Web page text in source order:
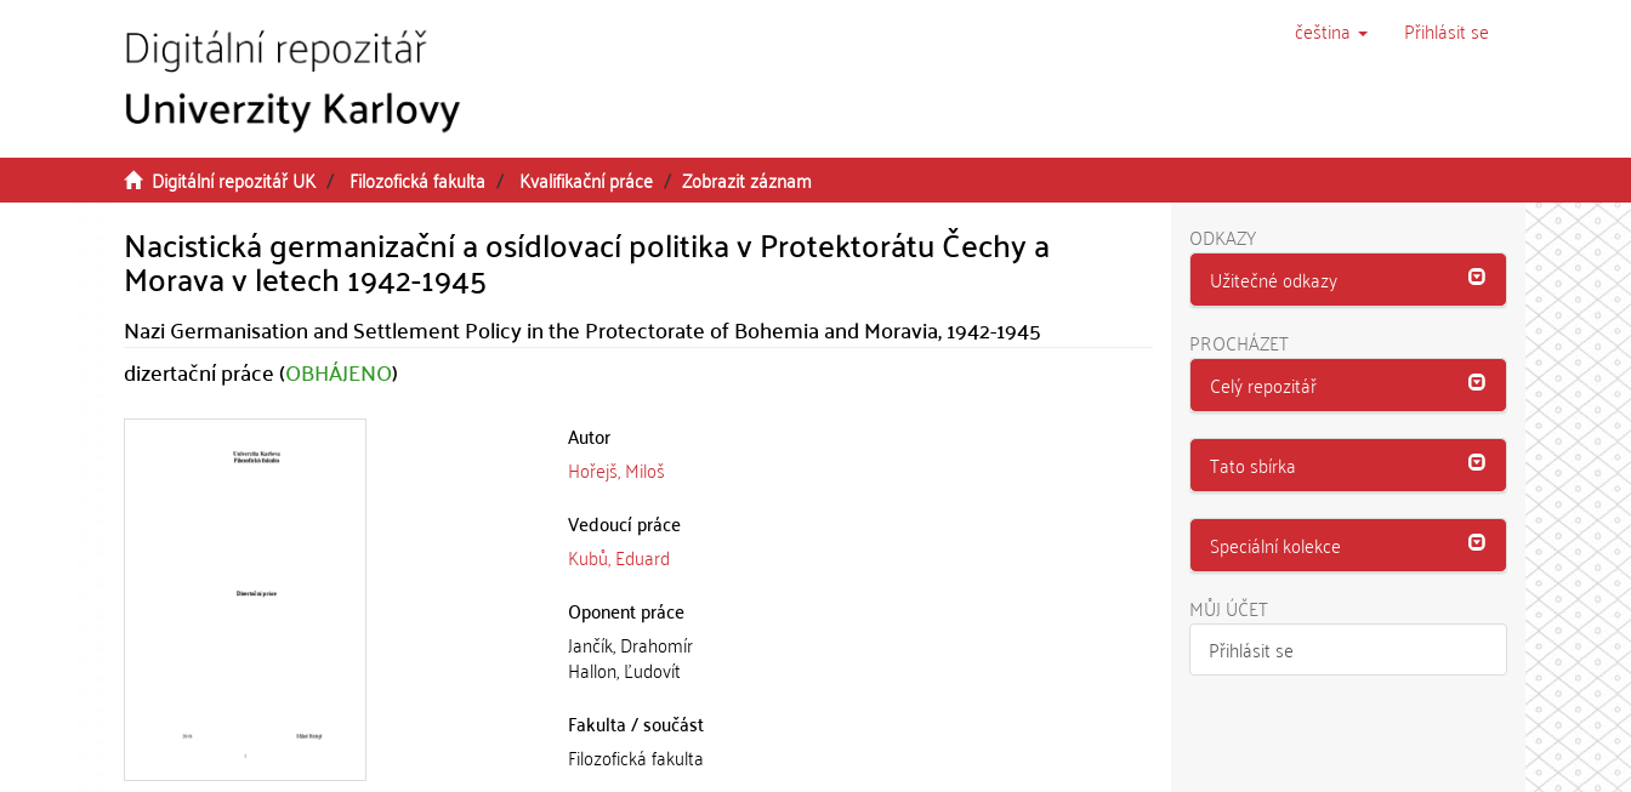
čeština Přihlásit se
Digitální repozitář UK Filozofická fakulta Kvalifikační práce Zobrazit záznam
Nacistická germanizační a osídlovací politika v Protektorátu Čechy a
Morava v letech 1942-1945
Nazi Germanisation and Settlement Policy in the Protectorate of Bohemia and Moravia, 1942-1945
dizertační práce (OBHÁJENO)
Autor
Hořejš, Miloš
Vedoucí práce
Kubů, Eduard
Oponent práce
Jančík, Drahomír
Hallon, Ľudovít
Fakulta / součást
Filozofická fakulta
ODKAZY
Užitečné odkazy
PROCHÁZET
Celý repozitář
Tato sbírka
Speciální kolekce
MŮJ ÚČET
Přihlásit se